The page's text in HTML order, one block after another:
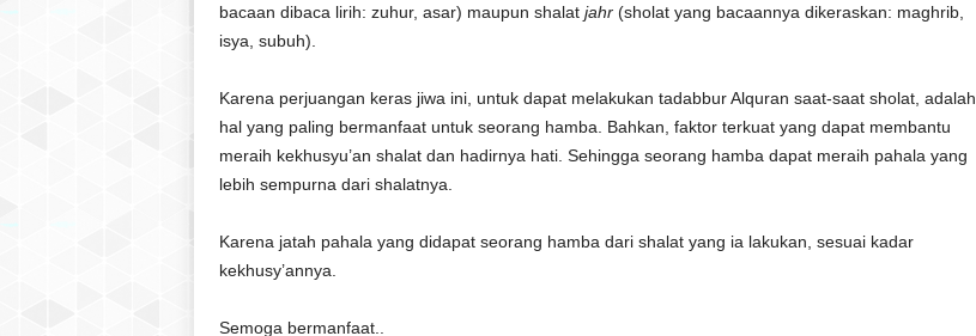
bacaan dibaca lirih: zuhur, asar) maupun shalat jahr(sholat yang bacaannya dikeraskan: maghrib,
isya, subuh).
Karena perjuangan keras jiwa ini, untuk dapat melakukan tadabbur Alquran saat-saat sholat, adalah
hal yang paling bermanfaat untuk seorang hamba. Bahkan, faktor terkuat yang dapat membantu
meraih kekhusyu’an shalat dan hadirnya hati. Sehingga seorang hamba dapat meraih pahala yang
lebih sempurna dari shalatnya.
Karena jatah pahala yang didapat seorang hamba dari shalat yang ia lakukan, sesuai kadar
kekhusy’annya.
Semoga bermanfaat..